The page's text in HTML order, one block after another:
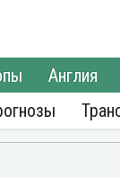
Англия